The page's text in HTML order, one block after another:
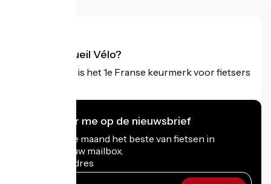
Wat is Accueil Vélo?
Accueil Vélo is het 1e Franse keurmerk voor fietsers
Ik abonneer me op de nieuwsbrief
Ontvang elke maand het beste van fietsen in
Frankrijk in uw mailbox.
Mijn e-mailadres